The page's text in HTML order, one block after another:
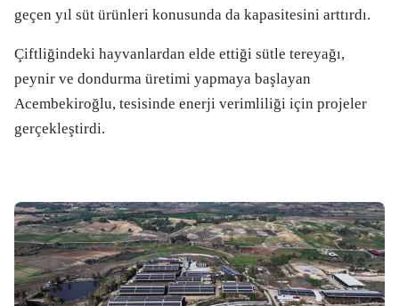
geçen yıl süt ürünleri konusunda da kapasitesini arttırdı.
Çiftliğindeki hayvanlardan elde ettiği sütle tereyağı,
peynir ve dondurma üretimi yapmaya başlayan
Acembekiroğlu, tesisinde enerji verimliliği için projeler
gerçekleştirdi.